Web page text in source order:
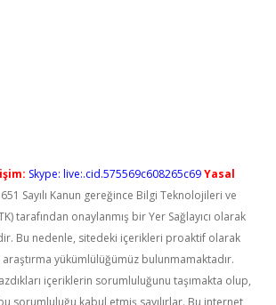
Skype: live:.cid.575569c608265c69Yasal
Sayılı Kanun gereğince Bilgi Teknolojileri ve
tarafından onaylanmış bir Yer Sağlayıcı olarak
Bu nedenle, sitedeki içerikleri proaktif olarak
yükümlülüğümüz bulunmamaktadır.
içeriklerin sorumluluğunu taşımakta olup,
sorumluluğu kabul etmiş sayılırlar. Bu internet